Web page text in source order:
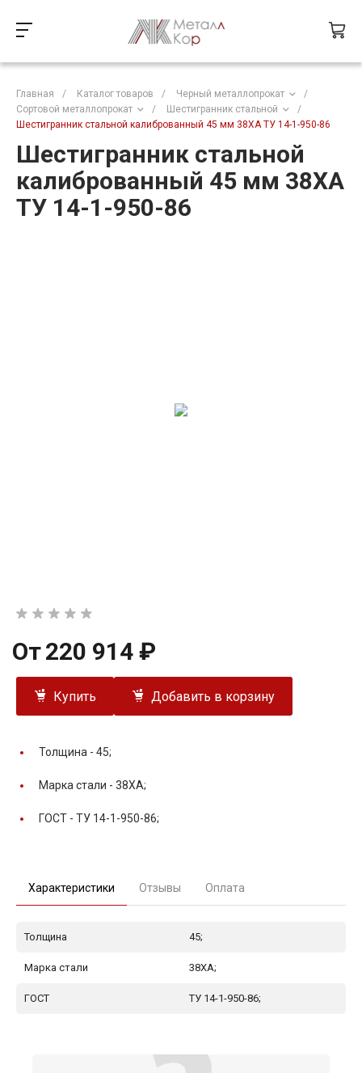
Главная / Каталог товаров / Черный металлопрокат
/
Сортовой металлопрокат
/ Шестигранник стальной
/
Шестигранник стальной калиброванный 45 мм 38ХА ТУ 14-1-950-86
Шестигранник стальной
калиброванный 45 мм 38ХА
ТУ 14-1-950-86
От220 914 ₽
Купить Добавить в корзину
Толщина - 45;
Марка стали - 38ХА;
ГОСТ - ТУ 14-1-950-86;
Характеристики Отзывы Оплата
Толщина 45;
Марка стали 38ХА;
ГОСТ ТУ 14-1-950-86;